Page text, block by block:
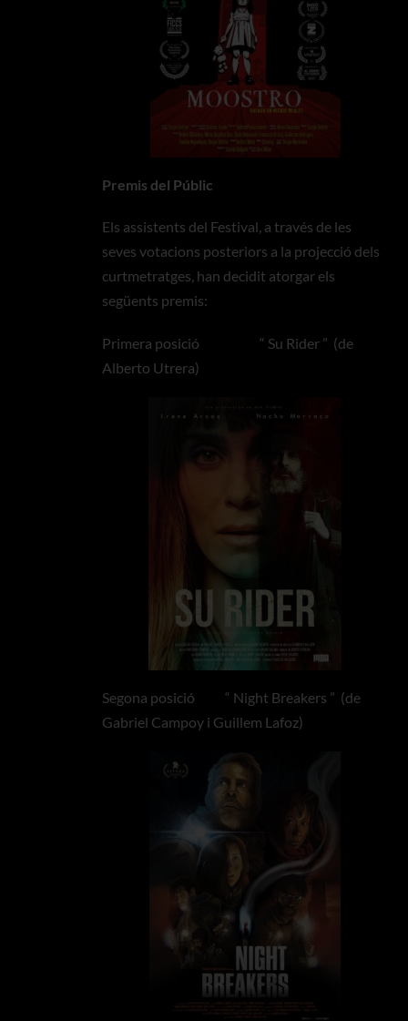
Premis del Públic
Els assistents del Festival, a través de les
seves votacions posteriors a la projecció dels
curtmetratges, han decidit atorgar els
següents premis:
Primera posició “ Su Rider ” (de
Alberto Utrera)
Segona posició “ Night Breakers ” (de
Gabriel Campoy i Guillem Lafoz)